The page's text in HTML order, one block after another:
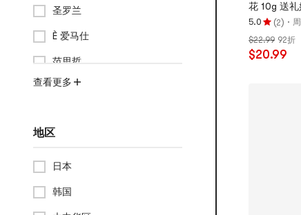
圣罗兰
È 爱马仕
范思哲
查看更多
地区
日本
韩国
花 10g 送
5.0
评
分
5.0
(2) ·
$22.99 92折
$20.99